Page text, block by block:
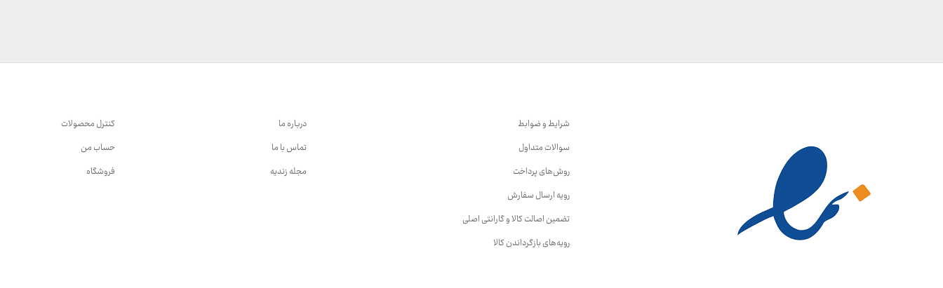
شرایط و ضوابط
سوالات متداول
روش‌های پرداخت
رویه ارسال سفارش
تضمین اصالت کالا و گارانتی اصلی
رویه‌های بازگرداندن کالا
درباره ما
تماس با ما
مجله زندیه
کنترل محصولات
حساب من
فروشگاه